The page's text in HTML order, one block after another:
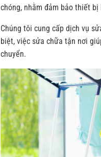
chóng, nhằm đảm bảo thiết
Chúng tôi cung cấp dịch vụ
biệt, việc sửa chữa tận nơi
chuyển.